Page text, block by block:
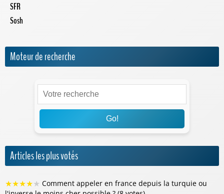
SFR
Sosh
Moteur de recherche
Go!
Articles les plus votés
★★★★★ Comment appeler en france depuis la turquie ou